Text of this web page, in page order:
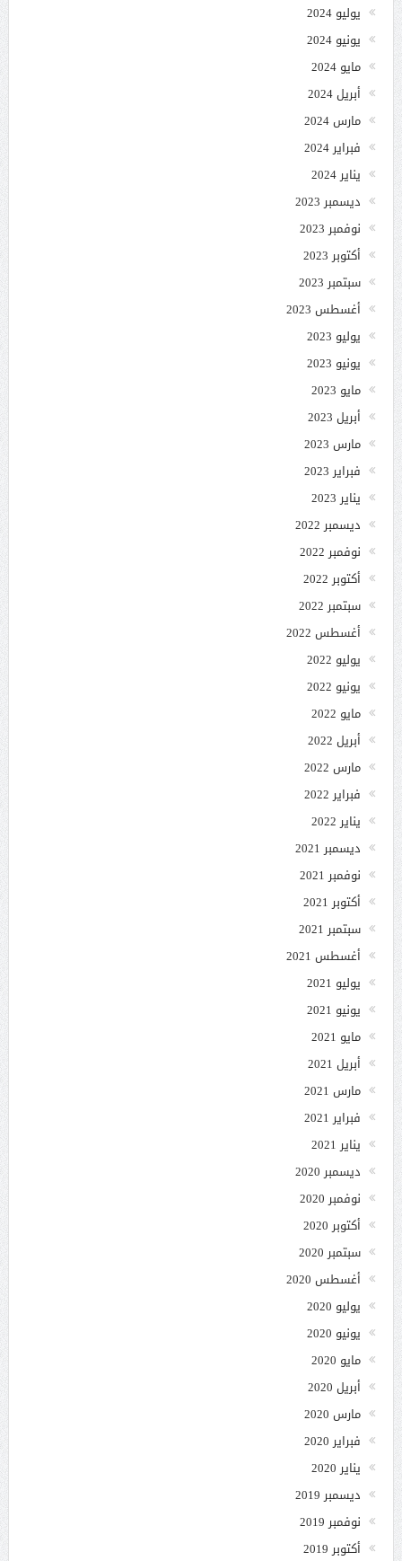
يوليو 2024
يونيو 2024
مايو 2024
أبريل 2024
مارس 2024
فبراير 2024
يناير 2024
ديسمبر 2023
نوفمبر 2023
أكتوبر 2023
سبتمبر 2023
أغسطس 2023
يوليو 2023
يونيو 2023
مايو 2023
أبريل 2023
مارس 2023
فبراير 2023
يناير 2023
ديسمبر 2022
نوفمبر 2022
أكتوبر 2022
سبتمبر 2022
أغسطس 2022
يوليو 2022
يونيو 2022
مايو 2022
أبريل 2022
مارس 2022
فبراير 2022
يناير 2022
ديسمبر 2021
نوفمبر 2021
أكتوبر 2021
سبتمبر 2021
أغسطس 2021
يوليو 2021
يونيو 2021
مايو 2021
أبريل 2021
مارس 2021
فبراير 2021
يناير 2021
ديسمبر 2020
نوفمبر 2020
أكتوبر 2020
سبتمبر 2020
أغسطس 2020
يوليو 2020
يونيو 2020
مايو 2020
أبريل 2020
مارس 2020
فبراير 2020
يناير 2020
ديسمبر 2019
نوفمبر 2019
أكتوبر 2019